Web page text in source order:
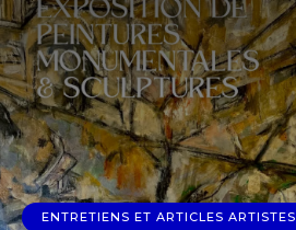
ENTRETIENS ET ARTICLES ARTISTES